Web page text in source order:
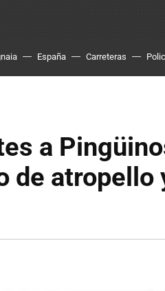
España Carreteras
a
de atropello